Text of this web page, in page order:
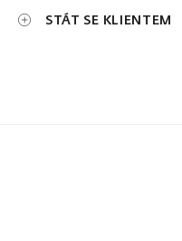
STÁT SE KLIENTEM